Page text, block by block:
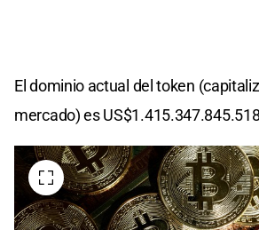
El dominio actual del token
mercado) es